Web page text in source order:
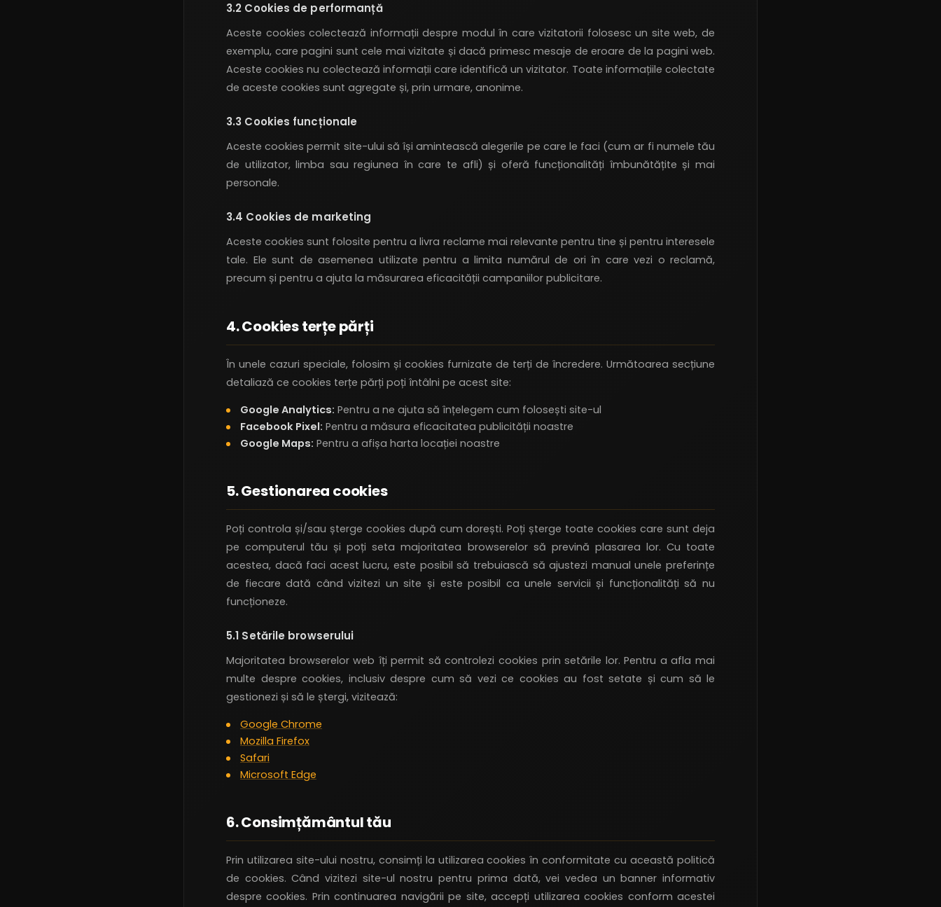
3.2 Cookies de performanță
Aceste cookies colectează informații despre modul în care vizitatorii folosesc un site web, de
exemplu, care pagini sunt cele mai vizitate și dacă primesc mesaje de eroare de la pagini web.
Aceste cookies nu colectează informații care identifică un vizitator. Toate informațiile colectate
de aceste cookies sunt agregate și, prin urmare, anonime.
3.3 Cookies funcționale
Aceste cookies permit site-ului să își amintească alegerile pe care le faci (cum ar fi numele tău
de utilizator, limba sau regiunea în care te afli) și oferă funcționalități îmbunătățite și mai
personale.
3.4 Cookies de marketing
Aceste cookies sunt folosite pentru a livra reclame mai relevante pentru tine și pentru interesele
tale. Ele sunt de asemenea utilizate pentru a limita numărul de ori în care vezi o reclamă,
precum și pentru a ajuta la măsurarea eficacității campaniilor publicitare.
4. Cookies terțe părți
În unele cazuri speciale, folosim și cookies furnizate de terți de încredere. Următoarea secțiune
detaliază ce cookies terțe părți poți întâlni pe acest site:
Google Analytics: Pentru a ne ajuta să înțelegem cum folosești site-ul
Facebook Pixel: Pentru a măsura eficacitatea publicității noastre
Google Maps: Pentru a afișa harta locației noastre
5. Gestionarea cookies
Poți controla și/sau șterge cookies după cum dorești. Poți șterge toate cookies care sunt deja
pe computerul tău și poți seta majoritatea browserelor să prevină plasarea lor. Cu toate
acestea, dacă faci acest lucru, este posibil să trebuiască să ajustezi manual unele preferințe
de fiecare dată când vizitezi un site și este posibil ca unele servicii și funcționalități să nu
funcționeze.
5.1 Setările browserului
Majoritatea browserelor web îți permit să controlezi cookies prin setările lor. Pentru a afla mai
multe despre cookies, inclusiv despre cum să vezi ce cookies au fost setate și cum să le
gestionezi și să le ștergi, vizitează:
Google Chrome
Mozilla Firefox
Safari
Microsoft Edge
6. Consimțământul tău
Prin utilizarea site-ului nostru, consimți la utilizarea cookies în conformitate cu această politică
de cookies. Când vizitezi site-ul nostru pentru prima dată, vei vedea un banner informativ
despre cookies. Prin continuarea navigării pe site, accepți utilizarea cookies conform acestei